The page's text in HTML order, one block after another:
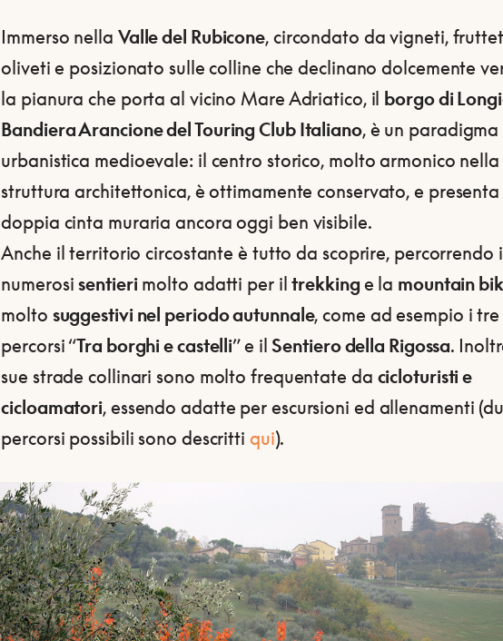
Immerso nella Valle del Rubicone, circondato da vigneti,
oliveti e posizionato sulle colline che declinano dolcemente
la pianura che porta al vicino Mare Adriatico, il borgo di
Bandiera Arancione del Touring Club Italiano, è un paradigma
urbanistica medioevale: il centro storico, molto armonico nella
struttura architettonica, è ottimamente conservato, e presenta
doppia cinta muraria ancora oggi ben visibile.
Anche il territorio circostante è tutto da scoprire, percorrendo i
numerosisentierimolto adatti per iltrekking e la mountain
molto suggestivi nel periodo autunnale, come ad esempio i tre
percorsi “Tra borghi e castelli” e ilSentiero della Rigossa.
sue strade collinari sono molto frequentate da cicloturisti e
cicloamatori, essendo adatte per escursioni ed allenamenti
percorsi possibili sono descritti qui).